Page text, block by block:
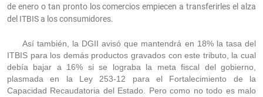
de enero o tan pronto los comercios empiecen a transferirles el alza
del ITBIS a los consumidores.
Así también, la DGII avisó que mantendrá en 18% la tasa del
ITBIS para los demás productos gravados con este tributo, la cual
debía bajar a 16% si se lograba la meta fiscal del gobierno,
plasmada en la Ley 253-12 para el Fortalecimiento de la
Capacidad Recaudatoria del Estado. Pero como no todo es malo